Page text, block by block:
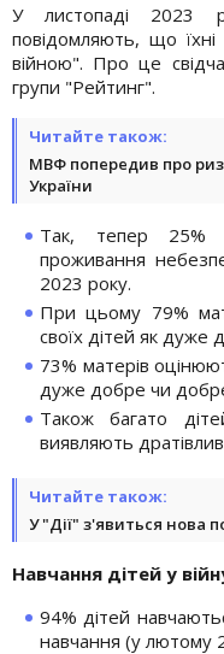
У листопаді 2023
повідомляють, що їхні
війною". Про це
групи "Рейтинг".
Читайте також:
МВФ попередив про
України
Так, тепер 25%
проживання
2023 року.
При цьому 79%
своїх дітей як дуже
73% матерів
дуже добре чи
Також багато
виявляють
Читайте також:
У "Дії" з'явиться нова
Навчання дітей у
94% дітей
навчання (у лютому